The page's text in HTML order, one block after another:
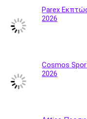
Parex
2026
Cosmos
2026